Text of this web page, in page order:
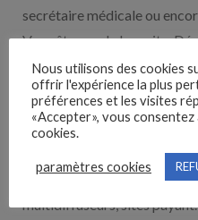
secrétaire médicale ou
Vous êtes sur le bon site.
vous aider à recruter en
Découvrez nos partenaires
multidiffuseurs, sites
Nous utilisons des cookies
offrir l'expérience la plus
préférences et les visites
«Accepter», vous
cookies.
paramètres cookies